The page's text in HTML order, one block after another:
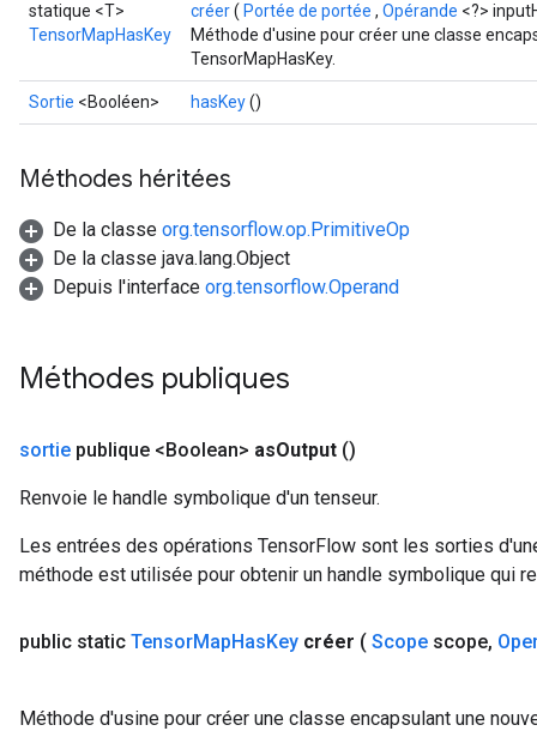
statique <T>
TensorMapHasKey
créer( Portée de portée , Opérande <?>
Méthode d'usine pour créer une classe
TensorMapHasKey.
Sortie <Booléen> hasKey()
Méthodes héritées
De la classe org.tensorflow.op.PrimitiveOp
De la classe java.lang.Object
Depuis l'interface org.tensorflow.Operand
Méthodes publiques
sortie publique <Boolean> asOutput ()
Renvoie le handle symbolique d'un tenseur.
Les entrées des opérations TensorFlow sont les sorties
méthode est utilisée pour obtenir un handle symbolique qui
public static TensorMapHasKey créer ( Scope scope,
Méthode d'usine pour créer une classe encapsulant une